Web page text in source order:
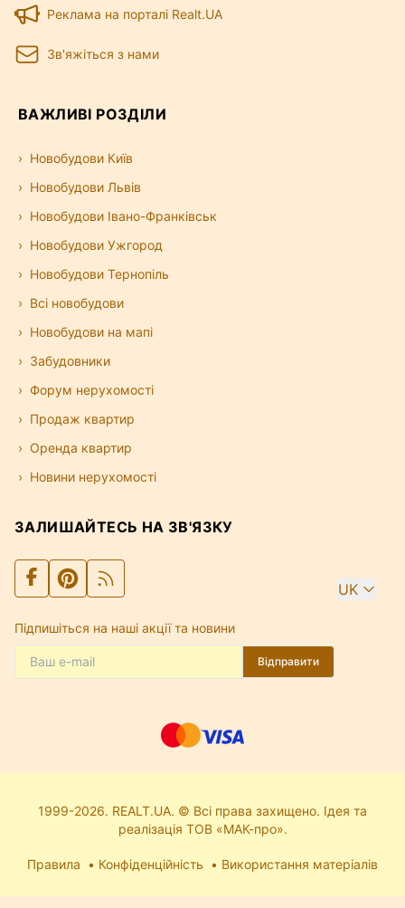
Реклама на порталі Realt.UA
Зв'яжіться з нами
ВАЖЛИВІ РОЗДІЛИ
Новобудови Київ
Новобудови Львів
Новобудови Івано-Франківськ
Новобудови Ужгород
Новобудови Тернопіль
Всі новобудови
Новобудови на мапі
Забудовники
Форум нерухомості
Продаж квартир
Оренда квартир
Новини нерухомості
ЗАЛИШАЙТЕСЬ НА ЗВ'ЯЗКУ
UK
Підпишіться на наші акції та новини
Відправити
1999-2026. REALT.UA. © Всі права захищено. Ідея та
реалізація ТОВ «МАК-про».
Правила Конфіденційність Використання матеріалів